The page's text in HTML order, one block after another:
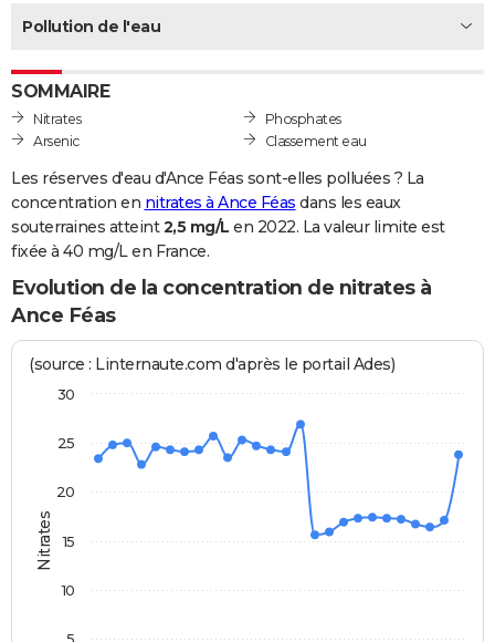
Destinations
City break
Voyage nature
Voyage de noces
Forum
Climat
+PHOTO
GUIDES D'ACHAT
BONS PLANS
Carte de Noël
Carte Bonne année
Carte Saint-Valentin
Carte Pâques
Carte d'anniversaire
DICTIONNAIRE
Dictionnaire
Biographies
Citations
Expressions
Proverbes
PROGRAMME TV
COPAINS D'AVANT
AVIS DE DÉCÈS
Pollution de l'eau
SOMMAIRE
Nitrates
Arsenic
Phosphates
Classement eau
Les réserves d'eau d'Ance Féas sont-elles polluées ? La
concentration en nitrates à Ance Féas dans les eaux
souterraines atteint2,5 mg/L en 2022. La valeur limite est
fixée à 40 mg/L en France.
Evolution de la concentration de nitrates à
Ance Féas
Nitrates
(source : Linternaute.com d'après le portail Ades)
5
10
15
20
25
30